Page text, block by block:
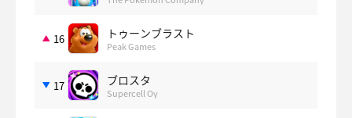
16 トゥーンブラスト
Peak Games
17 ブロスタ
Supercell Oy